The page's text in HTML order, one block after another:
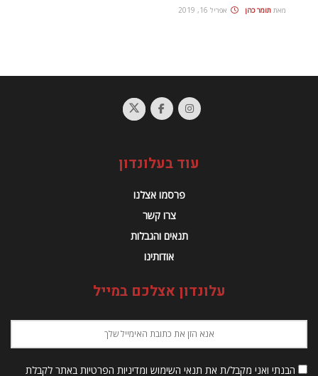
מאת תומר כהן אפריל 16, 2019
עוד בעלונדון
פרסמו אצלנו
צרו קשר
תנאים והגבלות
אודותינו
עלונדון אצלכם במייל
הבנתי ואני מקבל/ת את תנאי השימוש ומדיניות הפרטיות באתר לקבלת